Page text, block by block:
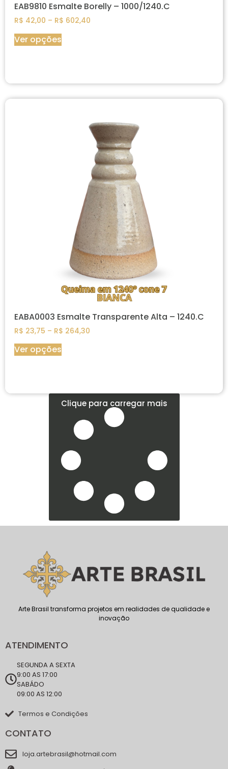
EAB9810 Esmalte Borelly – 1000/1240.C
R$ 42,00 – R$ 602,40
Ver opções
EABA0003 Esmalte Transparente Alta – 1240.C
R$ 23,75 – R$ 264,30
Ver opções
Clique para carregar mais
Arte Brasil transforma projetos em realidades de qualidade e
inovação
ATENDIMENTO
SEGUNDA A SEXTA
9:00 AS 17:00
SABÁDO
09:00 AS 12:00
Termos e Condições
CONTATO
loja.artebrasil@hotmail.com